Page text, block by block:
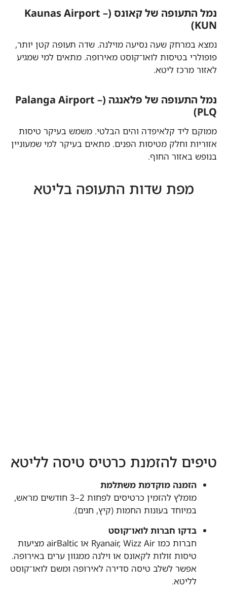
נמל התעופה של קאונס (Kaunas Airport –
KUN)
נמצא במרחק שעה נסיעה מוילנה. שדה תעופה קטן יותר,
פופולרי בטיסות לואו־קוסט מאירופה. מתאים למי שמגיע
לאזור מרכז ליטא.
נמל התעופה של פלאנגה (Palanga Airport –
PLQ)
ממוקם ליד קלאיפדה והים הבלטי. משמש בעיקר טיסות
אזוריות וחלק מטיסות הפנים. מתאים בעיקר למי שמעוניין
בנופש באזור החוף.
מפת שדות התעופה בליטא
טיפים להזמנת כרטיס טיסה לליטא
הזמנה מוקדמת משתלמת
מומלץ להזמין כרטיסים לפחות 2–3 חודשים מראש,
במיוחד בעונות החמות (קיץ, חגים).
בדקו חברות לואו־קוסט
חברות כמו Ryanair, Wizz Air או airBaltic מציעות
טיסות זולות לקאונס או וילנה ממגוון ערים באירופה.
אפשר לשלב טיסה סדירה לאירופה ומשם לואו־קוסט
לליטא.